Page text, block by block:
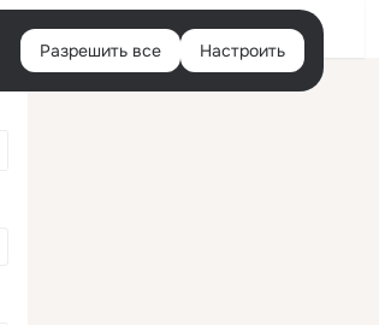
Войти
Разрешить все Настроить